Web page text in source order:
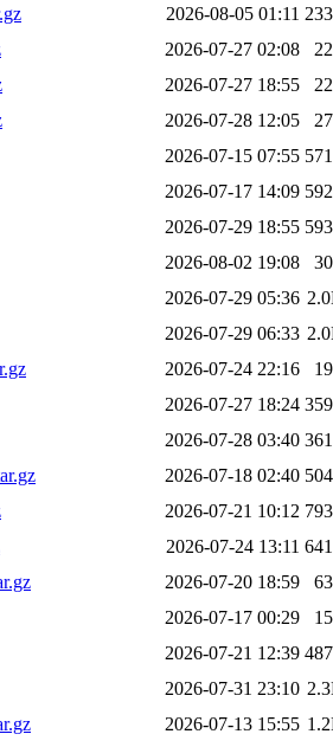
2026-08-05 01:11
2026-07-27 02:08
2026-07-27 18:55
2026-07-28 12:05
2026-07-15 07:55
2026-07-17 14:09
2026-07-29 18:55
2026-08-02 19:08
2026-07-29 05:36
2026-07-29 06:33
2026-07-24 22:16
2026-07-27 18:24
2026-07-28 03:40
2026-07-18 02:40
2026-07-21 10:12
2026-07-24 13:11
2026-07-20 18:59
2026-07-17 00:29
2026-07-21 12:39
2026-07-31 23:10
2026-07-13 15:55